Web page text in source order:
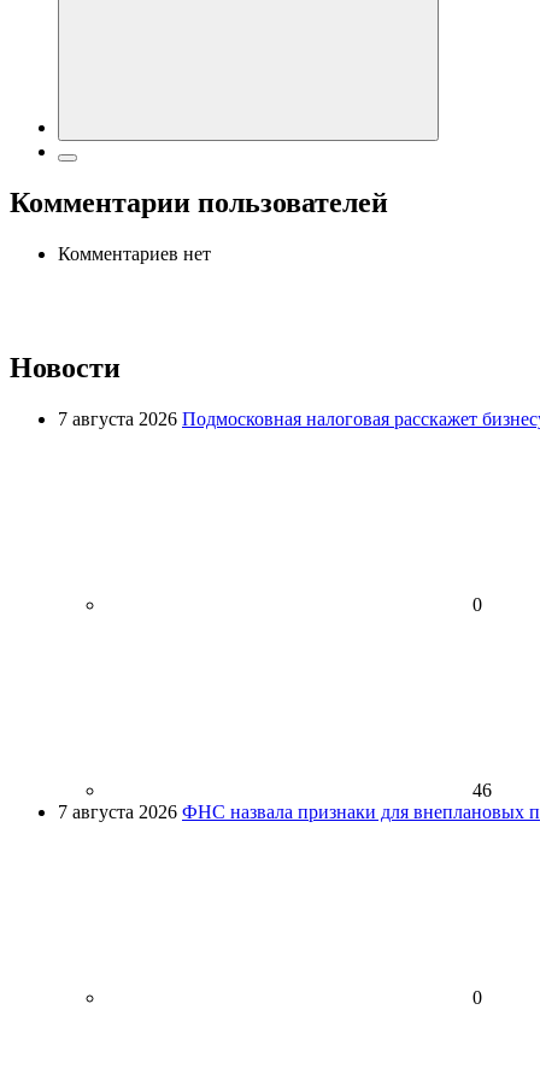
Комментарии пользователей
Комментариев нет
Новости
7 августа 2026 Подмосковная налоговая расскажет
0
46
7 августа 2026 ФНС назвала признаки для внеплановых
0